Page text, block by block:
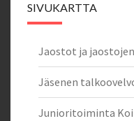
SIVUKARTTA
Jaostot ja
Jäsenen
Junioritoiminta